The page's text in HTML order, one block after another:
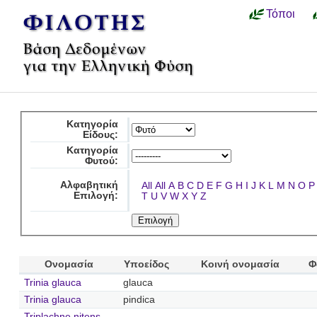
Τόποι
Κατηγορία
Είδους:
Κατηγορία
Φυτού:
Αλφαβητική
Επιλογή:
All All A B C D E F G H I J K L M N O P
T U V W X Y Z
Ονομασία Υποείδος Κοινή ονομασία
Trinia glauca
glauca
Trinia glauca
pindica